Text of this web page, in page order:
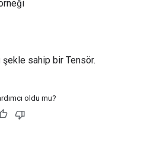
sahip bir Tensör.
oldu mu?